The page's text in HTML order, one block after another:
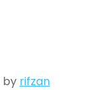
by rifzan